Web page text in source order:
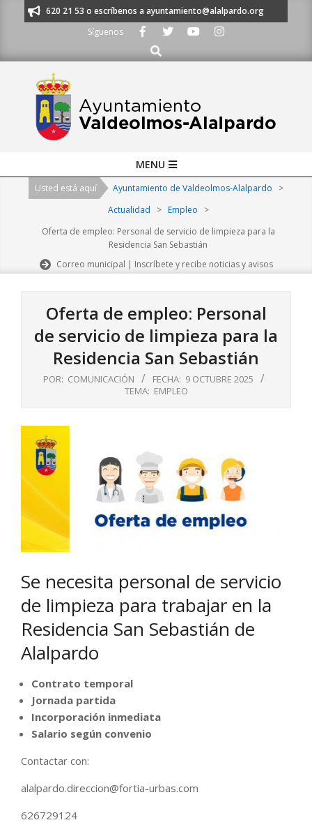
al 91 620 21 53 o escríbenos a ayuntamiento@alalpardo.org
Síguenos
Buscar
Navigation
MENU
Usted está aquí Ayuntamiento de Valdeolmos-Alalpardo
>
Actualidad
> Empleo
>
Oferta de empleo: Personal de servicio de limpieza para la
Residencia San Sebastián
Correo municipal | Inscríbete y recibe noticias y avisos
Oferta de empleo: Personal
de servicio de limpieza para la
Residencia San Sebastián
POR: COMUNICACIÓN FECHA: 9 OCTUBRE 2025
TEMA: EMPLEO
Se necesita personal de servicio
de limpieza para trabajar en la
Residencia San Sebastián de
Alalpardo
Contrato temporal
Jornada partida
Incorporación inmediata
Salario según convenio
Contactar con:
alalpardo.direccion@fortia-urbas.com
626729124